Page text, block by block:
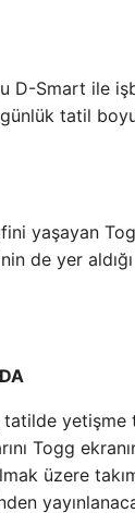
D-Smart ile
tatil
yaşayan
de yer
yetişme
Togg
üzere